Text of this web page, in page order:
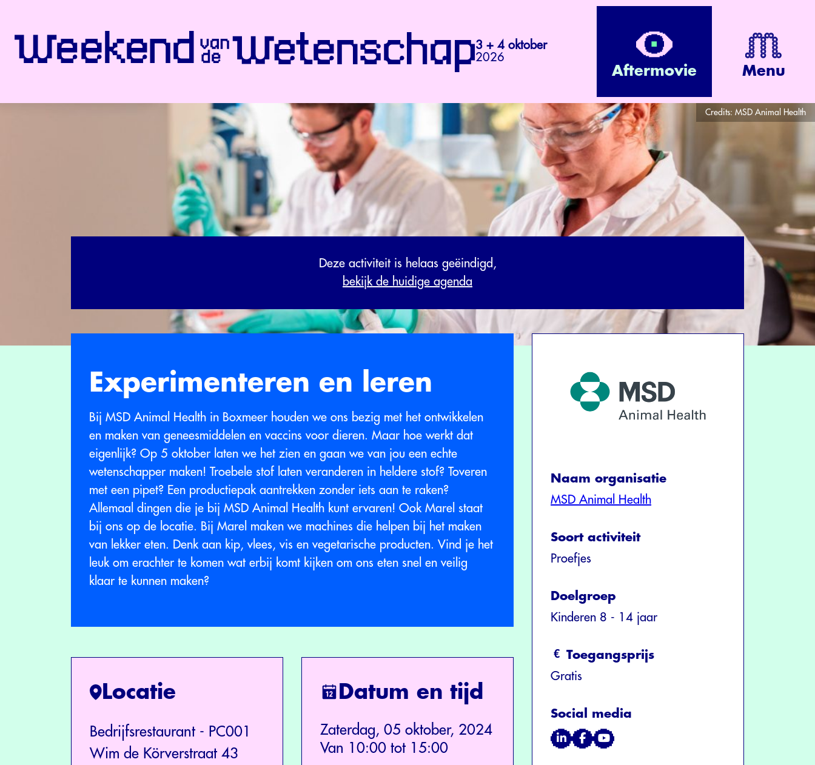
3 + 4 oktober
2026
Aftermovie Menu
Credits: MSD Animal Health
Deze activiteit is helaas geëindigd,
bekijk de huidige agenda
Experimenteren en leren
Bij MSD Animal Health in Boxmeer houden we ons bezig met het ontwikkelen
en maken van geneesmiddelen en vaccins voor dieren. Maar hoe werkt dat
eigenlijk? Op 5 oktober laten we het zien en gaan we van jou een echte
wetenschapper maken! Troebele stof laten veranderen in heldere stof? Toveren
met een pipet? Een productiepak aantrekken zonder iets aan te raken?
Allemaal dingen die je bij MSD Animal Health kunt ervaren! Ook Marel staat
bij ons op de locatie. Bij Marel maken we machines die helpen bij het maken
van lekker eten. Denk aan kip, vlees, vis en vegetarische producten. Vind je het
leuk om erachter te komen wat erbij komt kijken om ons eten snel en veilig
klaar te kunnen maken?
Locatie
Bedrijfsrestaurant - PC001
Wim de Körverstraat 43
Datum en tijd
Zaterdag, 05 oktober, 2024
Van 10:00 tot 15:00
Naam organisatie
MSD Animal Health
Soort activiteit
Proefjes
Doelgroep
Kinderen 8 - 14 jaar
Toegangsprijs
Gratis
Social media